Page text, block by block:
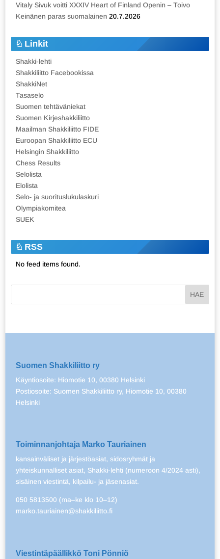
Vitaly Sivuk voitti XXXIV Heart of Finland Openin – Toivo
Keinänen paras suomalainen 20.7.2026
Linkit
Shakki-lehti
Shakkiliitto Facebookissa
ShakkiNet
Tasaselo
Suomen tehtäväniekat
Suomen Kirjeshakkiliitto
Maailman Shakkiliitto FIDE
Euroopan Shakkiliitto ECU
Helsingin Shakkiliitto
Chess Results
Selolista
Elolista
Selo- ja suorituslukulaskuri
Olympiakomitea
SUEK
RSS
No feed items found.
Suomen Shakkiliitto ry
Käyntiosoite: Hiomotie 10, 00380 Helsinki
Postiosoite: Suomen Shakkiliitto ry, Hiomotie 10, 00380
Helsinki
Toiminnanjohtaja Marko Tauriainen
kansainväliset ja järjestöasiat, sidosryhmät ja
yhteiskunnalliset asiat, Shakki-lehti (numeroon 4/2024 asti),
sisäinen viestintä, kilpailu- ja jäsenasiat.
050 5813500 (ma–ke klo 10–12)
marko.tauriainen@shakkiliitto.fi
Viestintäpäällikkö Toni Pönniö